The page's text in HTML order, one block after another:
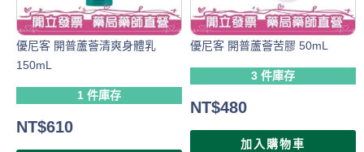
優尼客 開普蘆薈清爽身體乳
150mL
1 件庫存
NT$610
優尼客 開普蘆薈苦膠 50mL
3 件庫存
NT$480
加入購物車